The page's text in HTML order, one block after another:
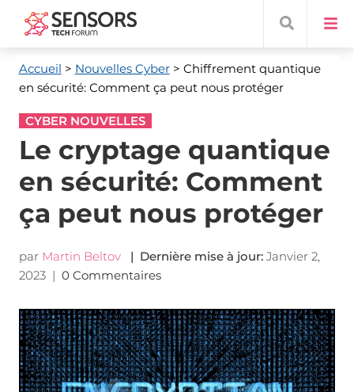
Accueil > Nouvelles Cyber> Chiffrement quantique
en sécurité: Comment ça peut nous protéger
CYBER NOUVELLES
Le cryptage quantique
en sécurité: Comment
ça peut nous protéger
par Martin Beltov | Dernière mise à jour: Janvier 2,
2023| 0 Commentaires